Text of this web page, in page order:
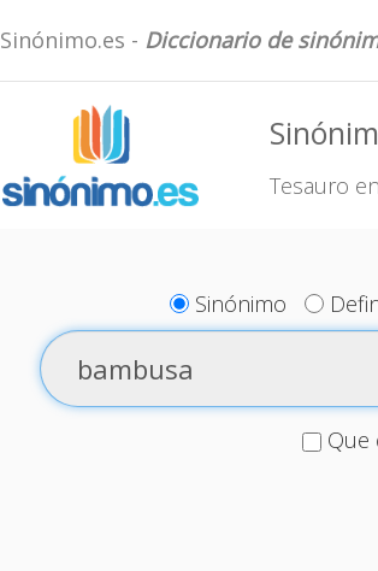
Sinónimo.es - Diccionario de
Tesauro
Sinónimo
Que